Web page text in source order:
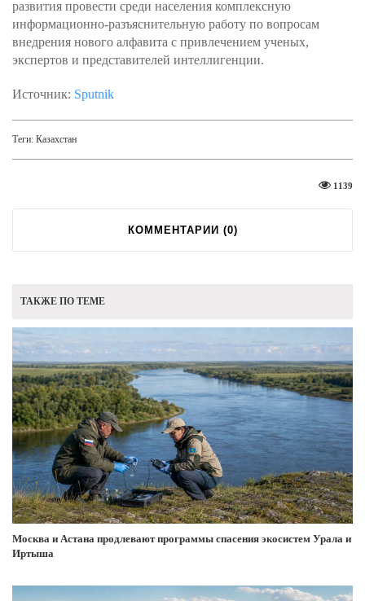
развития провести среди населения комплексную
информационно-разъяснительную работу по вопросам
внедрения нового алфавита с привлечением ученых,
экспертов и представителей интеллигенции.
Источник: Sputnik
Теги: Казахстан
1139
КОММЕНТАРИИ (0)
ТАКЖЕ ПО ТЕМЕ
Москва и Астана продлевают программы спасения экосистем Урала и
Иртыша